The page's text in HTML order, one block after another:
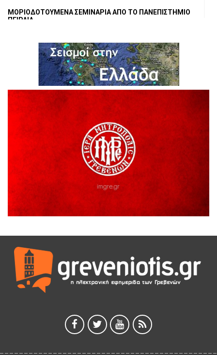
ΜΟΡΙΟΔΟΤΟΥΜΕΝΑ ΣΕΜΙΝΑΡΙΑ ΑΠΟ ΤΟ ΠΑΝΕΠΙΣΤΗΜΙΟ
ΠΕΙΡΑΙΑ
ΕΥΧΑΡΙΣΤΙΕΣ Φυσιολατρικού Συλλόγου Γρεβενών
4 Αυγούστου 2026
Έκτακτη χρηματοδότηση 400.000€ για επιπλέον εργασίες
στο Δημοτικό Στάδιο Γρεβενών «Μίλτος Τεντόγλου»
4 Αυγούστου 2026
Τελικά τι είναι πολιτισμός;
Ολοσχερής καταστροφή κατοικίας από πυρκαγιά στην
Καληράχη Γρεβενών
ΚΑΤΑΓΡΑΦΗ ΤΕΚΜΗΡΙΩΣΗ ΚΑΙ ΨΗΦΙΟΠΟΙΗΣΗ ΤΩΝ
ΜΑΣΤΟΡΙΚΩΝ ΕΡΓΑΛΕΙΩΝ ΤΗΣ ΣΥΛΛΟΓΗΣ ΚΥΠΑΡΙΣΣΙΟΥ
ΓΡΕΒΕΝΩΝ
3 Αυγούστου 2026
3 Αυγούστου 2026
ΠΡΟΓΡΑΜΜΑ ΠΑΝΗΓΥΡΕΩΣ ΙΕΡΑΣ ΜΟΝΗΣ ΖΑΒΟΡΔΑΣ 2026
3 Αυγούστου 2026
Διακοπή ηλεκτρικού ρεύματος
3 Αυγούστου 2026